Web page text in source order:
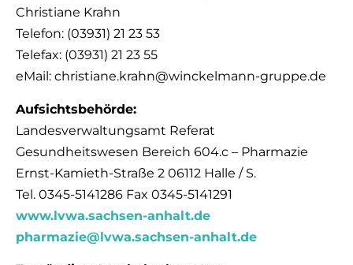
Christiane Krahn
Telefon: (03931) 21 23 53
Telefax: (03931) 21 23 55
eMail: christiane.krahn@winckelmann-gruppe.de
Aufsichtsbehörde:
Landesverwaltungsamt Referat
Gesundheitswesen Bereich 604.c – Pharmazie
Ernst-Kamieth-Straße 2 06112 Halle / S.
Tel. 0345-5141286 Fax 0345-5141291
www.lvwa.sachsen-anhalt.de
pharmazie@lvwa.sachsen-anhalt.de